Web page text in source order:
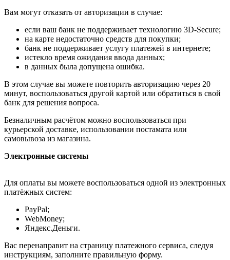
Вам могут отказать от авторизации в случае:
если ваш банк не поддерживает технологию 3D-Secure;
на карте недостаточно средств для покупки;
банк не поддерживает услугу платежей в интернете;
истекло время ожидания ввода данных;
в данных была допущена ошибка.
В этом случае вы можете повторить авторизацию через 20
минут, воспользоваться другой картой или обратиться в свой
банк для решения вопроса.
Безналичным расчётом можно воспользоваться при
курьерской доставке, использовании постамата или
самовывоза из магазина.
Электронные системы
Для оплаты вы можете воспользоваться одной из электронных
платёжных систем:
PayPal;
WebMoney;
Яндекс.Деньги.
Вас перенаправит на страницу платежного сервиса, следуя
инструкциям, заполните правильную форму.